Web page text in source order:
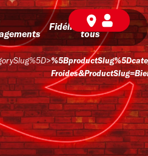
Fidélité
BD pour
tous
>